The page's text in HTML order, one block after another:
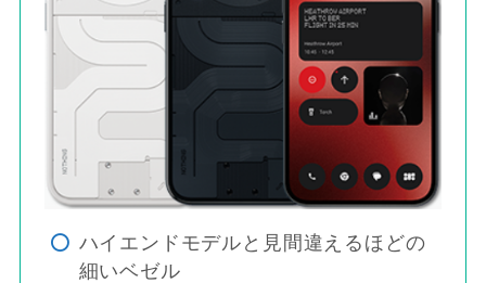
ハイエンドモデルと見間違えるほどの
細いベゼル